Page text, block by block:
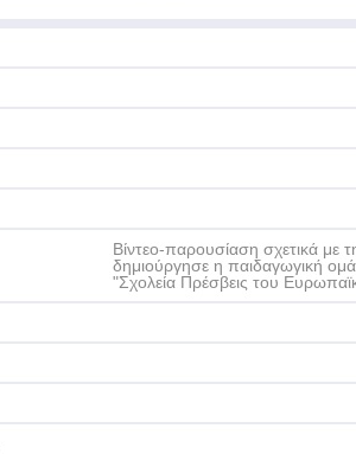
Βίντεο-παρουσίαση σχετικά με
δημιούργησε η παιδαγωγική
"Σχολεία Πρέσβεις του